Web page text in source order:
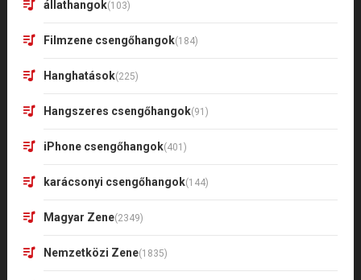
állathangok(103)
Filmzene csengőhangok(184)
Hanghatások(225)
Hangszeres csengőhangok(91)
iPhone csengőhangok(401)
karácsonyi csengőhangok(144)
Magyar Zene(2349)
Nemzetközi Zene(1835)